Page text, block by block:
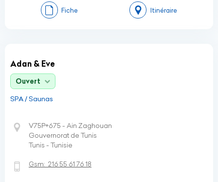
Fiche Itinéraire
Adan & Eve
Ouvert
SPA / Saunas
V75P+675 - Ain Zaghouan
Gouvernorat de Tunis
Tunis - Tunisie
Gsm: 216 55 61 76 18